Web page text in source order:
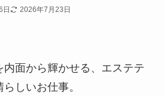
日 2026年7月23日
内面から輝かせる、エステテ
しいお仕事。